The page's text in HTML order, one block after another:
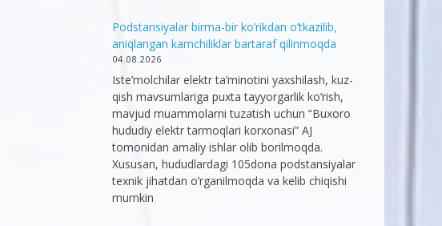
Podstansiyalar birma-bir ko’rikdan o’tkazilib,
aniqlangan kamchiliklar bartaraf qilinmoqda
04.08.2026
Iste’molchilar elektr ta’minotini yaxshilash, kuz-
qish mavsumlariga puxta tayyorgarlik ko‘rish,
mavjud muammolarni tuzatish uchun “Buxoro
hududiy elektr tarmoqlari korxonasi” AJ
tomonidan amaliy ishlar olib borilmoqda.
Xususan, hududlardagi 105dona podstansiyalar
texnik jihatdan o’rganilmoqda va kelib chiqishi
mumkin